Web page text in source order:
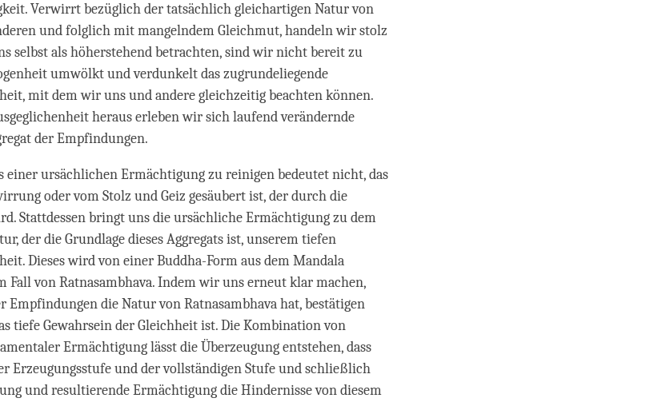
Verwirrt bezüglich der tatsächlich gleichartigen Natur von
und folglich mit mangelndem Gleichmut, handeln wir stolz
selbst als höherstehend betrachten, sind wir nicht bereit zu
umwölkt und verdunkelt das zugrundeliegende
mit dem wir uns und andere gleichzeitig beachten können.
heraus erleben wir sich laufend verändernde
der Empfindungen.
einer ursächlichen Ermächtigung zu reinigen bedeutet nicht, das
oder vom Stolz und Geiz gesäubert ist, der durch die
Stattdessen bringt uns die ursächliche Ermächtigung zu dem
der die Grundlage dieses Aggregats ist, unserem tiefen
Dieses wird von einer Buddha-Form aus dem Mandala
Fall von Ratnasambhava. Indem wir uns erneut klar machen,
Empfindungen die Natur von Ratnasambhava hat, bestätigen
tiefe Gewahrsein der Gleichheit ist. Die Kombination von
Ermächtigung lässt die Überzeugung entstehen, dass
Erzeugungsstufe und der vollständigen Stufe und schließlich
und resultierende Ermächtigung die Hindernisse von diesem